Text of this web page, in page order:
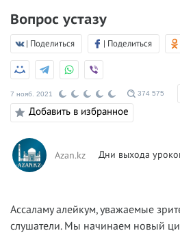
Вопрос устазу
| Поделиться | Поделиться
7 нояб. 2021 374 575
Добавить в избранное
Azan.kz Дни выхода
Ассаламу алейкум, уважаемые
слушатели. Мы начинаем новый